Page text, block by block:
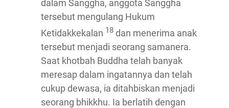
dalam Sanggha, anggota Sanggha
tersebut mengulang Hukum
Ketidakkekalan 18 dan menerima anak
tersebut menjadi seorang samanera.
Saat khotbah Buddha telah banyak
meresap dalam ingatannya dan telah
cukup dewasa, ia ditahbiskan menjadi
seorang bhikkhu. Ia berlatih dengan